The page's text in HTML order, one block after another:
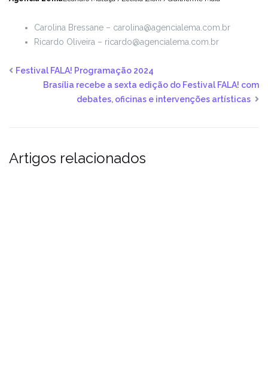
Carolina Bressane – carolina@agencialema.com.br
Ricardo Oliveira – ricardo@agencialema.com.br
Festival FALA! Programação 2024
Brasília recebe a sexta edição do Festival FALA! com
debates, oficinas e intervenções artísticas
Artigos relacionados